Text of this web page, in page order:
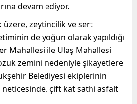
devam ediyor.
üzere, zeytincilik ve sert
de yoğun olarak yapıldığı
Mahallesi ile Ulaş Mahallesi
zemini nedeniyle şikayetlere
Belediyesi ekiplerinin
neticesinde, çift kat sathi asfalt